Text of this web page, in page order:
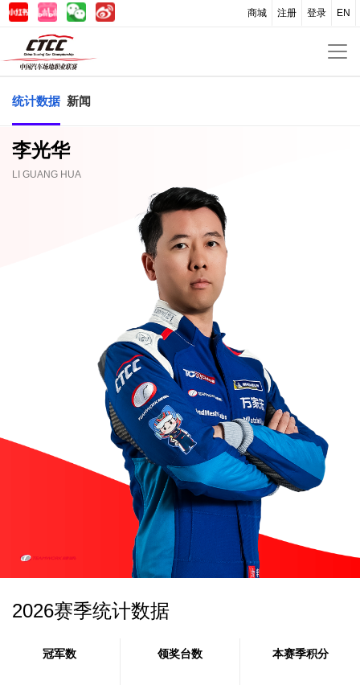
EN
登录
注册
商城
统计数据 新闻
李光华
LI GUANG HUA
2026赛季统计数据
冠军数 领奖台数 本赛季积分